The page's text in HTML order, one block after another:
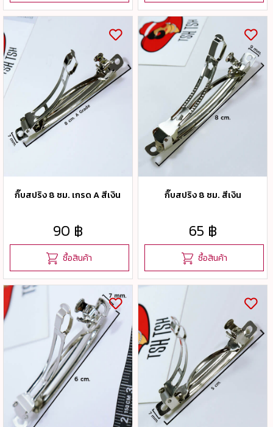
กิ๊บสปริง 8 ซม. เกรด A สีเงิน
90 ฿
ซื้อสินค้า
กิ๊บสปริง 8 ซม. สีเงิน
65 ฿
ซื้อสินค้า